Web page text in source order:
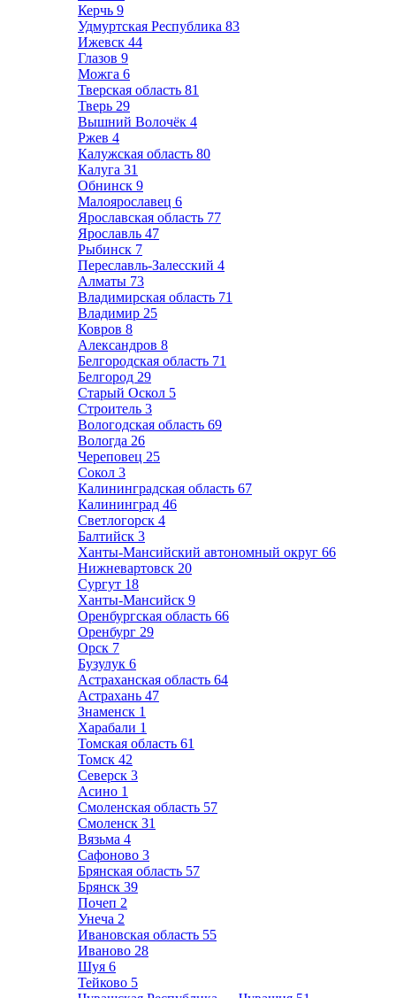
Керчь 9
Удмуртская Республика 83
Ижевск 44
Глазов 9
Можга 6
Тверская область 81
Тверь 29
Вышний Волочёк 4
Ржев 4
Калужская область 80
Калуга 31
Обнинск 9
Малоярославец 6
Ярославская область 77
Ярославль 47
Рыбинск 7
Переславль-Залесский 4
Алматы 73
Владимирская область 71
Владимир 25
Ковров 8
Александров 8
Белгородская область 71
Белгород 29
Старый Оскол 5
Строитель 3
Вологодская область 69
Вологда 26
Череповец 25
Сокол 3
Калининградская область 67
Калининград 46
Светлогорск 4
Балтийск 3
Ханты-Мансийский автономный округ 66
Нижневартовск 20
Сургут 18
Ханты-Мансийск 9
Оренбургская область 66
Оренбург 29
Орск 7
Бузулук 6
Астраханская область 64
Астрахань 47
Знаменск 1
Харабали 1
Томская область 61
Томск 42
Северск 3
Асино 1
Смоленская область 57
Смоленск 31
Вязьма 4
Сафоново 3
Брянская область 57
Брянск 39
Почеп 2
Унеча 2
Ивановская область 55
Иваново 28
Шуя 6
Тейково 5